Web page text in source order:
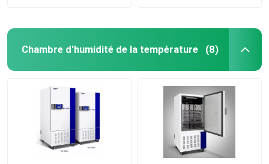
Chambre d'humidité de la température (8)